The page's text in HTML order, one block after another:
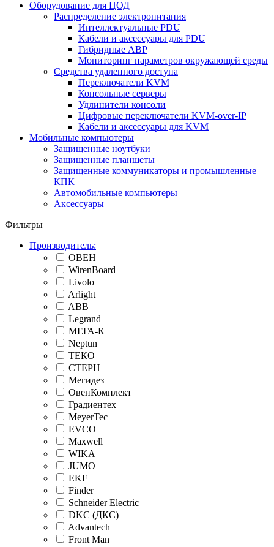
Оборудование для ЦОД
Распределение электропитания
Интеллектуальные PDU
Кабели и аксессуары для PDU
Гибридные АВР
Мониторинг параметров окружающей среды
Средства удаленного доступа
Переключатели KVM
Консольные серверы
Удлинители консоли
Цифровые переключатели KVM-over-IP
Кабели и аксессуары для KVM
Мобильные компьютеры
Защищенные ноутбуки
Защищенные планшеты
Защищенные коммуникаторы и промышленные
КПК
Автомобильные компьютеры
Аксессуары
Фильтры
Производитель:
ОВЕН
WirenBoard
Livolo
Arlight
ABB
Legrand
МЕГА-К
Neptun
ТЕКО
СТЕРН
Мегидез
ОвенКомплект
Градиентех
MeyerTec
EVCO
Maxwell
WIKA
JUMO
EKF
Finder
Schneider Electric
DKC (ДКС)
Advantech
Front Man